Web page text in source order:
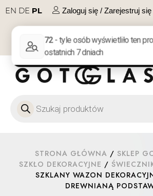
EN DE PL Zaloguj się / Zarejestruj się
NA
STRONA GŁÓWNA / SKLEP
SZKŁO DEKORACYJNE /
SZKLANY WAZON
DREWNIANĄ